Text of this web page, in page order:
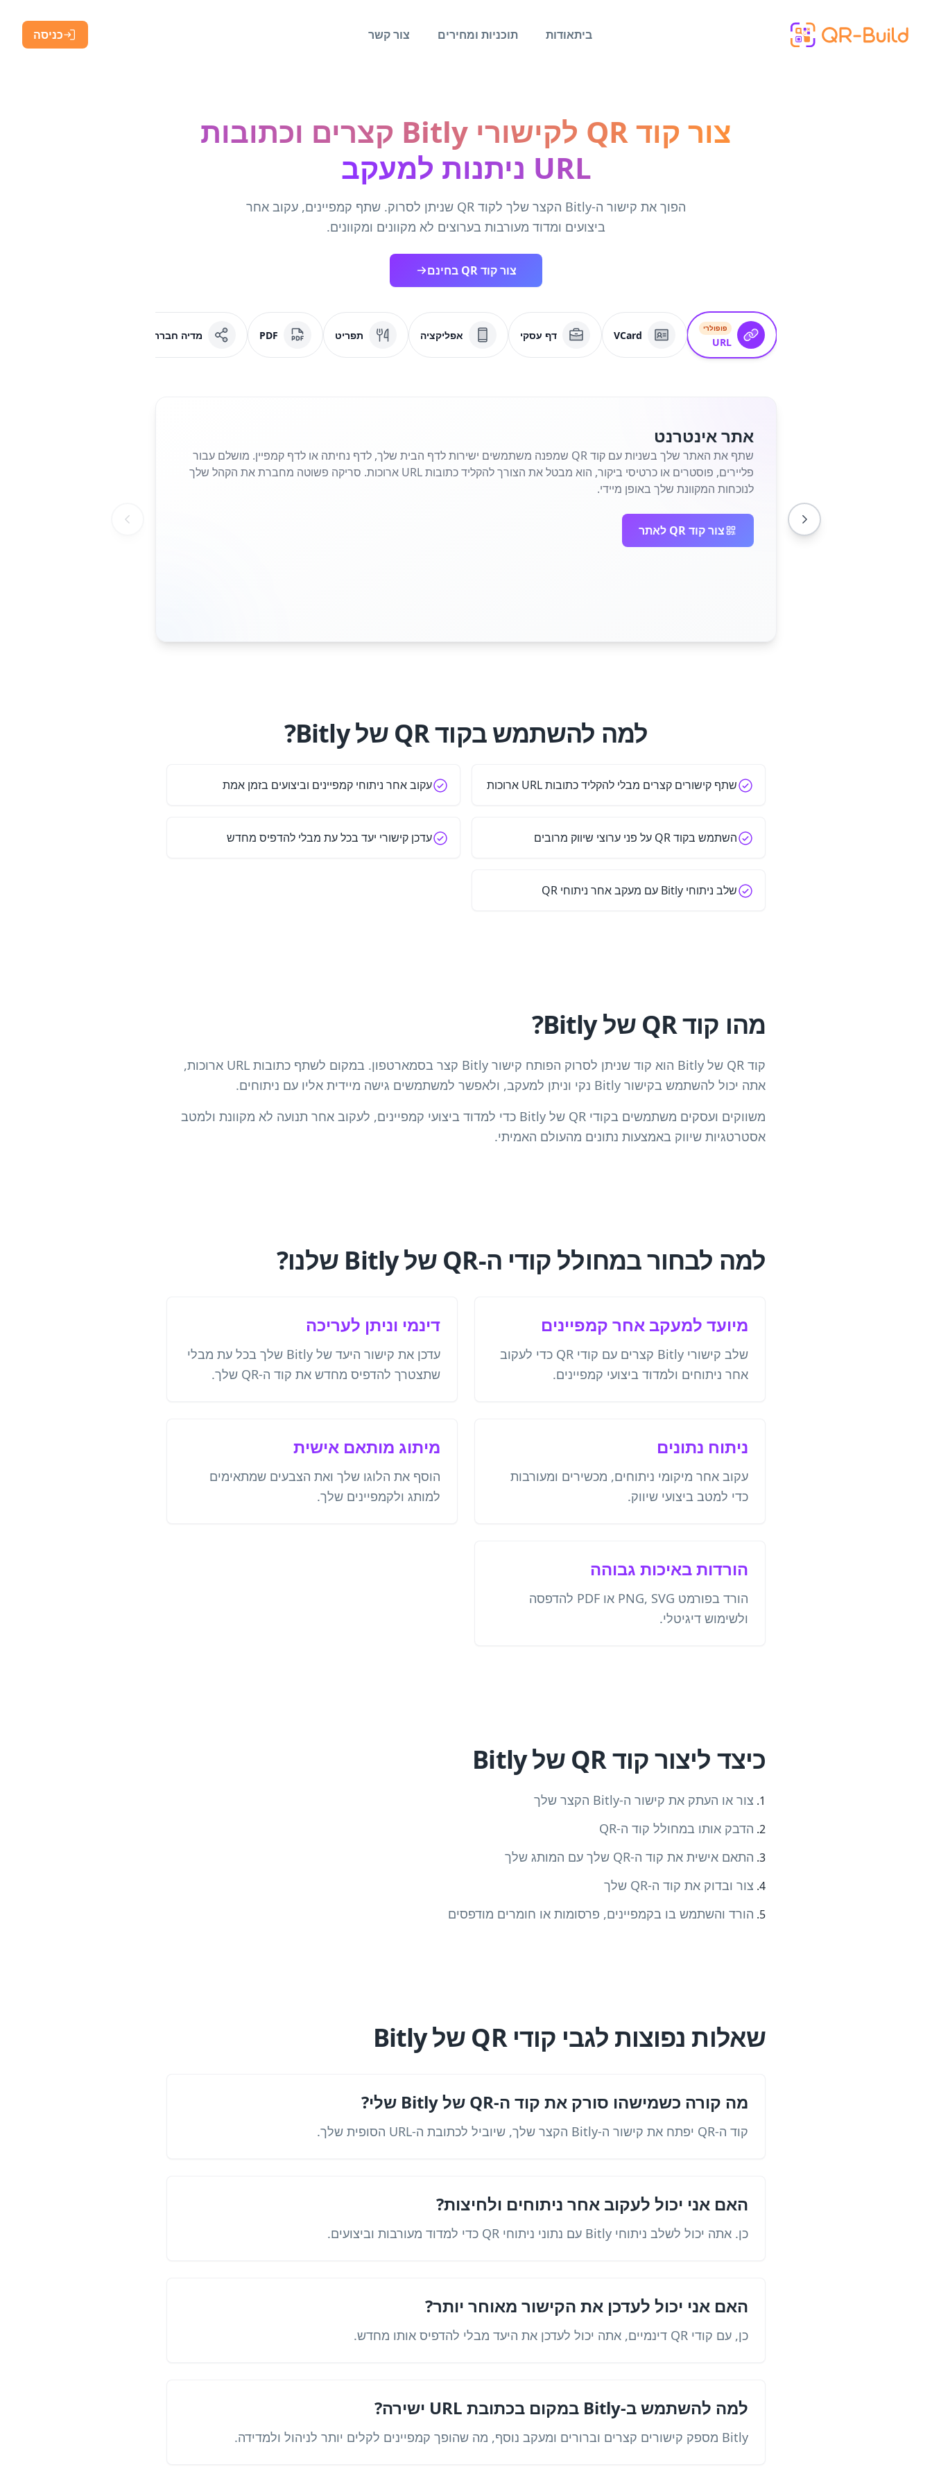
ביתאודות תוכניות ומחירים צור קשר כניסה
צור קוד QR לקישורי Bitly קצרים וכתובות
URL ניתנות למעקב
הפוך את קישור ה-Bitly הקצר שלך לקוד QR שניתן לסרוק. שתף קמפיינים, עקוב אחר
ביצועים ומדוד מעורבות בערוצים לא מקוונים ומקוונים.
צור קוד QR בחינם
פופולרי
URL
VCard דף עסקי אפליקציה תפריט PDF מדיה חברתית
אתר אינטרנט
שתף את האתר שלך בשניות עם קוד QR שמפנה משתמשים ישירות לדף הבית שלך, לדף נחיתה או לדף קמפיין. מושלם עבור
פליירים, פוסטרים או כרטיסי ביקור, הוא מבטל את הצורך להקליד כתובות URL ארוכות. סריקה פשוטה מחברת את הקהל שלך
לנוכחות המקוונת שלך באופן מיידי.
צור קוד QR לאתר
למה להשתמש בקוד QR של Bitly?
שתף קישורים קצרים מבלי להקליד כתובות URL ארוכות עקוב אחר ניתוחי קמפיינים וביצועים בזמן אמת
השתמש בקוד QR על פני ערוצי שיווק מרובים עדכן קישורי יעד בכל עת מבלי להדפיס מחדש
שלב ניתוחי Bitly עם מעקב אחר ניתוחי QR
מהו קוד QR של Bitly?
קוד QR של Bitly הוא קוד שניתן לסרוק הפותח קישור Bitly קצר בסמארטפון. במקום לשתף כתובות URL ארוכות,
אתה יכול להשתמש בקישור Bitly נקי וניתן למעקב, ולאפשר למשתמשים גישה מיידית אליו עם ניתוחים.
משווקים ועסקים משתמשים בקודי QR של Bitly כדי למדוד ביצועי קמפיינים, לעקוב אחר תנועה לא מקוונת ולמטב
אסטרטגיות שיווק באמצעות נתונים מהעולם האמיתי.
למה לבחור במחולל קודי ה-QR של Bitly שלנו?
מיועד למעקב אחר קמפיינים
שלב קישורי Bitly קצרים עם קודי QR כדי לעקוב
אחר ניתוחים ולמדוד ביצועי קמפיינים.
דינמי וניתן לעריכה
עדכן את קישור היעד של Bitly שלך בכל עת מבלי
שתצטרך להדפיס מחדש את קוד ה-QR שלך.
ניתוח נתונים
עקוב אחר מיקומי ניתוחים, מכשירים ומעורבות
כדי למטב ביצועי שיווק.
מיתוג מותאם אישית
הוסף את הלוגו שלך ואת הצבעים שמתאימים
למותג ולקמפיינים שלך.
הורדות באיכות גבוהה
הורד בפורמט PNG, SVG או PDF להדפסה
ולשימוש דיגיטלי.
כיצד ליצור קוד QR של Bitly
צור או העתק את קישור ה-Bitly הקצר שלך
הדבק אותו במחולל קוד ה-QR
התאם אישית את קוד ה-QR שלך עם המותג שלך
צור ובדוק את קוד ה-QR שלך
הורד והשתמש בו בקמפיינים, פרסומות או חומרים מודפסים
שאלות נפוצות לגבי קודי QR של Bitly
מה קורה כשמישהו סורק את קוד ה-QR של Bitly שלי?
קוד ה-QR יפתח את קישור ה-Bitly הקצר שלך, שיוביל לכתובת ה-URL הסופית שלך.
האם אני יכול לעקוב אחר ניתוחים ולחיצות?
כן. אתה יכול לשלב ניתוחי Bitly עם נתוני ניתוחי QR כדי למדוד מעורבות וביצועים.
האם אני יכול לעדכן את הקישור מאוחר יותר?
כן, עם קודי QR דינמיים, אתה יכול לעדכן את היעד מבלי להדפיס אותו מחדש.
למה להשתמש ב-Bitly במקום בכתובת URL ישירה?
Bitly מספק קישורים קצרים וברורים ומעקב נוסף, מה שהופך קמפיינים לקלים יותר לניהול ולמדידה.